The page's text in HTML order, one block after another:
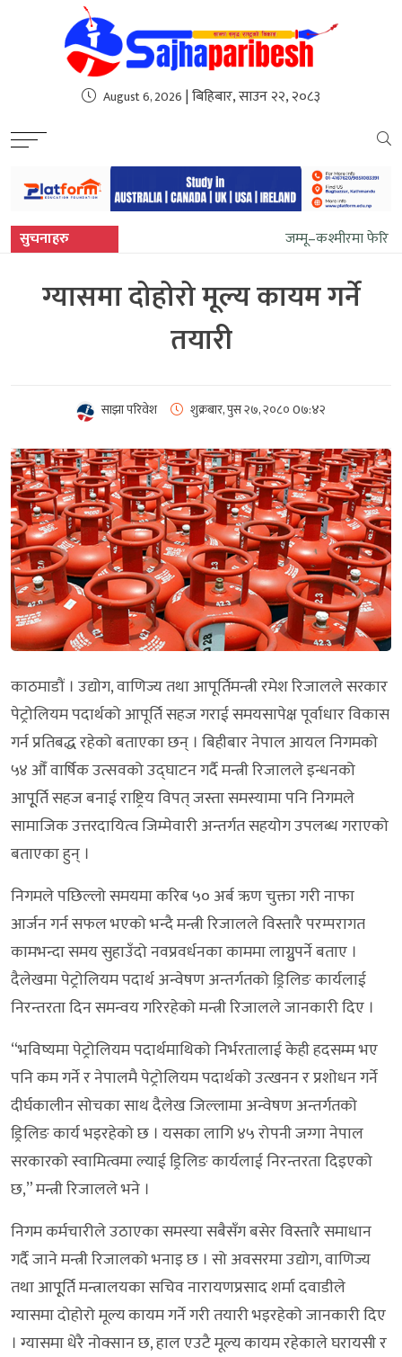
sweet bonanza
August 6, 2026 | बिहिबार, साउन २२, २०८३
सुचनाहरु जम्मू–कश्मीरमा फेरि
ग्यासमा दोहोरो मूल्य कायम गर्ने
तयारी
साझा परिवेश शुक्रबार, पुस २७, २०८०0७:४२
काठमाडौं । उद्योग, वाणिज्य तथा आपूर्तिमन्त्री रमेश रिजालले सरकार
पेट्रोलियम पदार्थको आपूर्ति सहज गराई समयसापेक्ष पूर्वाधार विकास
गर्न प्रतिबद्ध रहेको बताएका छन् । बिहीबार नेपाल आयल निगमको
५४ औँ वार्षिक उत्सवको उद्घाटन गर्दै मन्त्री रिजालले इन्धनको
आपूूर्ति सहज बनाई राष्ट्रिय विपत् जस्ता समस्यामा पनि निगमले
सामाजिक उत्तरदायित्व जिम्मेवारी अन्तर्गत सहयोग उपलब्ध गराएको
बताएका हुन् ।
निगमले पछिल्लो समयमा करिब ५० अर्ब ऋण चुक्ता गरी नाफा
आर्जन गर्न सफल भएको भन्दै मन्त्री रिजालले विस्तारै परम्परागत
कामभन्दा समय सुहाउँदो नवप्रवर्धनका काममा लाग्नुुपर्ने बताए ।
दैलेखमा पेट्रोलियम पदार्थ अन्वेषण अन्तर्गतको ड्रिलिङ कार्यलाई
निरन्तरता दिन समन्वय गरिरहेको मन्त्री रिजालले जानकारी दिए ।
“भविष्यमा पेट्रोलियम पदार्थमाथिको निर्भरतालाई केही हदसम्म भए
पनि कम गर्ने र नेपालमै पेट्रोलियम पदार्थको उत्खनन र प्रशोधन गर्ने
दीर्घकालीन सोचका साथ दैलेख जिल्लामा अन्वेषण अन्तर्गतको
ड्रिलिङ कार्य भइरहेको छ । यसका लागि ४५ रोपनी जग्गा नेपाल
सरकारको स्वामित्वमा ल्याई ड्रिलिङ कार्यलाई निरन्तरता दिइएको
छ,” मन्त्री रिजालले भने ।
निगम कर्मचारीले उठाएका समस्या सबैसँग बसेर विस्तारै समाधान
गर्दै जाने मन्त्री रिजालको भनाइ छ । सो अवसरमा उद्योग, वाणिज्य
तथा आपूूर्ति मन्त्रालयका सचिव नारायणप्रसाद शर्मा दवाडीले
ग्यासमा दोहोरो मूल्य कायम गर्ने गरी तयारी भइरहेको जानकारी दिए
। ग्यासमा धेरै नोक्सान छ, हाल एउटै मूल्य कायम रहेकाले घरायसी र